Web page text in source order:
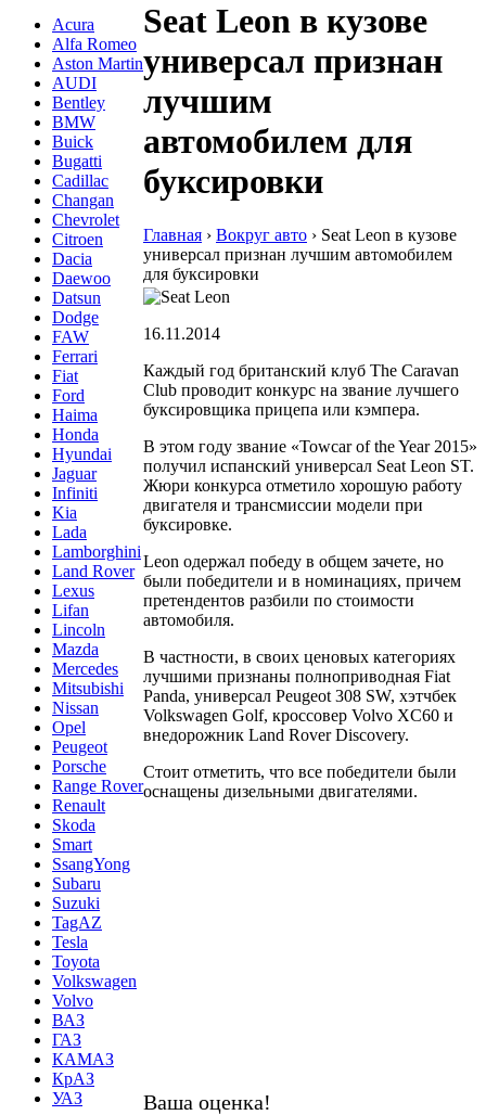
Acura
Alfa Romeo
Aston Martin
AUDI
Bentley
BMW
Buick
Bugatti
Cadillac
Changan
Chevrolet
Citroen
Dacia
Daewoo
Datsun
Dodge
FAW
Ferrari
Fiat
Ford
Haima
Honda
Hyundai
Jaguar
Infiniti
Kia
Lada
Lamborghini
Land Rover
Lexus
Lifan
Lincoln
Mazda
Mercedes
Mitsubishi
Nissan
Opel
Peugeot
Porsche
Range Rover
Renault
Skoda
Smart
SsangYong
Subaru
Suzuki
TagAZ
Tesla
Toyota
Volkswagen
Volvo
ВАЗ
ГАЗ
КАМАЗ
КрАЗ
УАЗ
Seat Leon в кузове
универсал признан
лучшим
автомобилем для
буксировки
Главная › Вокруг авто › Seat Leon в кузове
универсал признан лучшим автомобилем
для буксировки
16.11.2014
Каждый год британский клуб The Caravan
Club проводит конкурс на звание лучшего
буксировщика прицепа или кэмпера.
В этом году звание «Towcar of the Year 2015»
получил испанский универсал Seat Leon ST.
Жюри конкурса отметило хорошую работу
двигателя и трансмиссии модели при
буксировке.
Leon одержал победу в общем зачете, но
были победители и в номинациях, причем
претендентов разбили по стоимости
автомобиля.
В частности, в своих ценовых категориях
лучшими признаны полноприводная Fiat
Panda, универсал Peugeot 308 SW, хэтчбек
Volkswagen Golf, кроссовер Volvo XC60 и
внедорожник Land Rover Discovery.
Стоит отметить, что все победители были
оснащены дизельными двигателями.
Ваша оценка!